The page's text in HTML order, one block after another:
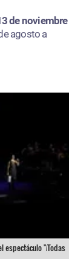
de noviembre
agosto a
espectáculo "¡Todas